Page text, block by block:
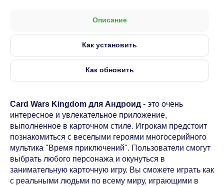
Описание
Как установить
Как обновить
Card Wars Kingdom для Андроид - это очень
интересное и увлекательное приложение,
выполненное в карточном стиле. Игрокам предстоит
познакомиться с веселыми героями многосерийного
мультика "Время приключений". Пользователи смогут
выбрать любого персонажа и окунуться в
занимательную карточную игру. Вы сможете играть как
с реальными людьми по всему миру, играющими в